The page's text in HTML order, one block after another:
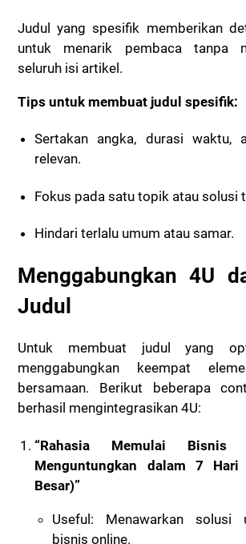
Judul yang spesifik memberikan
untuk menarik pembaca tanpa
seluruh isi artikel.
Tips untuk membuat judul spesifik:
Sertakan angka, durasi waktu,
relevan.
Fokus pada satu topik atau solusi
Hindari terlalu umum atau samar.
Menggabungkan 4U
Judul
Untuk membuat judul yang
menggabungkan keempat
bersamaan. Berikut beberapa
berhasil mengintegrasikan 4U:
“Rahasia Memulai Bisnis
Menguntungkan dalam 7 Hari
Besar)”
Useful: Menawarkan solusi
bisnis online.